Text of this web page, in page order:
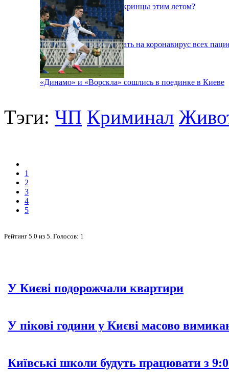
Куда поедут отдыхать укринцы этим летом?
В Киеве будут тестировать на коронавирус всех
«Динамо» и «Ворскла» сошлись в поединке в Киеве
Тэги: ЧП Криминал
1
2
3
4
5
Рейтинг 5.0 из 5 . Голосов: 1
У Києві подорожчали квартири
У пікові години у Києві масово
Київські школи будуть працювати з